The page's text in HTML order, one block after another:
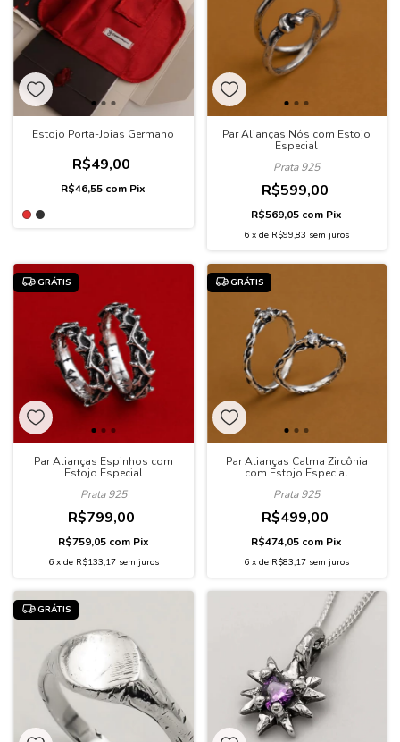
Estojo Porta-Joias Germano
R$49,00
R$46,55 com Pix
Par Alianças Nós com Estojo
Especial
Prata 925
R$599,00
R$569,05 com Pix
6 xde R$99,83 sem juros
GRÁTIS
Par Alianças Espinhos com
Estojo Especial
Prata 925
R$799,00
R$759,05 com Pix
6 x de R$133,17 sem juros
GRÁTIS
Par Alianças Calma Zircônia
com Estojo Especial
Prata 925
R$499,00
R$474,05 com Pix
6 xde R$83,17 sem juros
GRÁTIS